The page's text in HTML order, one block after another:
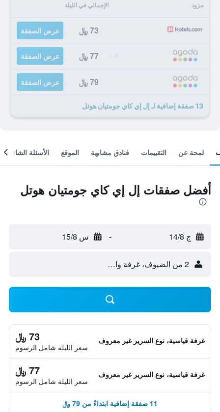
مزود الإجمالي في الليلة
73 ﷼ عرض الصفقة
77 ﷼ عرض الصفقة
79 ﷼ عرض الصفقة
13 صفقة إضافية لـ إل إي كاي جومتيان هوتل
لمحة عن التقييمات فنادق مشابهة الموقع الأسئلة الشائعة
أفضل صفقات إل إي كاي جومتيان هوتل
ج 14/8 - س 15/8
2 من الضيوف، غرفة واحدة
غرفة قياسية، نوع السرير غير معروف 73 ﷼
سعر الليلة شامل الرسوم
غرفة قياسية، نوع السرير غير معروف 77 ﷼
سعر الليلة شامل الرسوم
11 صفقة إضافية ابتداءً من 79 ﷼